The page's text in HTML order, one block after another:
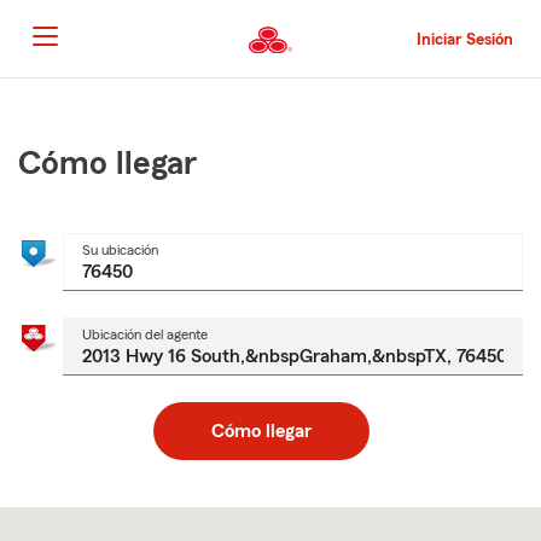
al
contenido
principal
Iniciar Sesión
principal
Cómo llegar
Su ubicación
Ubicación del agente
Cómo llegar
to